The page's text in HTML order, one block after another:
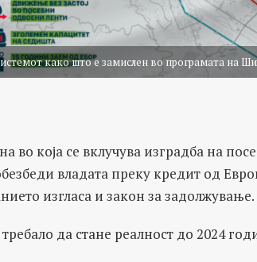
како што е замислен во програмата на
која се вклучува изградба на
владата преку кредит од
изгласа и закон за задолжување.
да стане реалност до 2024